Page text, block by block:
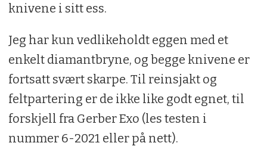
knivene i sitt ess.
Jeg har kun vedlikeholdt eggen med et
enkelt diamantbryne, og begge knivene er
fortsatt svært skarpe. Til reinsjakt og
feltpartering er de ikke like godt egnet, til
forskjell fra Gerber Exo (les testen i
nummer 6-2021 eller på nett).